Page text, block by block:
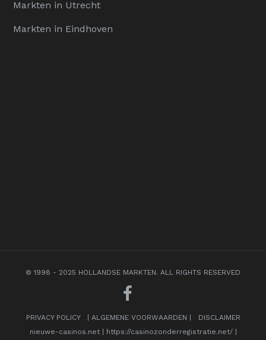
Markten in Utrecht
Markten in Eindhoven
© 1998 - 2025 HOLLANDSE MARKTEN. ALL RIGHTS RESERVED
PRIVACY POLICY ALGEMENE VOORWAARDEN
DISCLAIMER
nieuwe-casinos.net| https://casinozonderregistratie.net/|